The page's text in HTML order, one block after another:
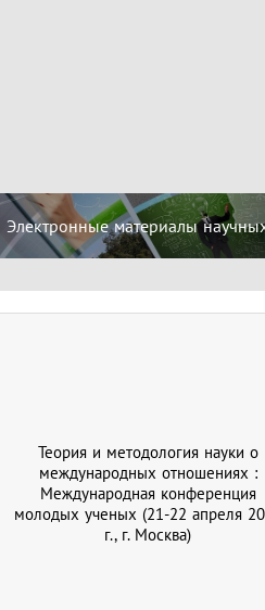
Электронные материалы
Теория и методология науки о
международных отношениях :
Международная конференция
молодых ученых (21-22 апреля
г., г. Москва)